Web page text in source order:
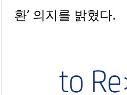
환’ 의지를 밝혔다.